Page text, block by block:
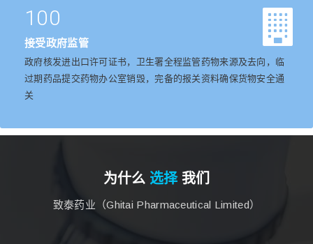
100
接受政府监管
政府核发进出口许可证书，卫生署全程监管药物来源及去向，临
过期药品提交药物办公室销毁，完备的报关资料确保货物安全通
关
为什么 选择我们
致泰药业（Ghitai Pharmaceutical Limited）